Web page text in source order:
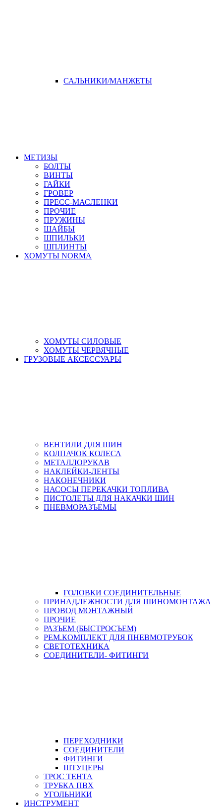
САЛЬНИКИ/МАНЖЕТЫ
МЕТИЗЫ
БОЛТЫ
ВИНТЫ
ГАЙКИ
ГРОВЕР
ПРЕСС-МАСЛЕНКИ
ПРОЧИЕ
ПРУЖИНЫ
ШАЙБЫ
ШПИЛЬКИ
ШПЛИНТЫ
ХОМУТЫ NORMA
ХОМУТЫ СИЛОВЫЕ
ХОМУТЫ ЧЕРВЯЧНЫЕ
ГРУЗОВЫЕ АКСЕССУАРЫ
ВЕНТИЛИ ДЛЯ ШИН
КОЛПАЧОК КОЛЕСА
МЕТАЛЛОРУКАВ
НАКЛЕЙКИ-ЛЕНТЫ
НАКОНЕЧНИКИ
НАСОСЫ ПЕРЕКАЧКИ ТОПЛИВА
ПИСТОЛЕТЫ ДЛЯ НАКАЧКИ ШИН
ПНЕВМОРАЗЪЕМЫ
ГОЛОВКИ СОЕДИНИТЕЛЬНЫЕ
ПРИНАДЛЕЖНОСТИ ДЛЯ ШИНОМОНТАЖА
ПРОВОД МОНТАЖНЫЙ
ПРОЧИЕ
РАЗЪЕМ (БЫСТРОСЪЕМ)
РЕМ.КОМПЛЕКТ ДЛЯ ПНЕВМОТРУБОК
СВЕТОТЕХНИКА
СОЕДИНИТЕЛИ- ФИТИНГИ
ПЕРЕХОДНИКИ
СОЕДИНИТЕЛИ
ФИТИНГИ
ШТУЦЕРЫ
ТРОС ТЕНТА
ТРУБКА ПВХ
УГОЛЬНИКИ
ИНСТРУМЕНТ